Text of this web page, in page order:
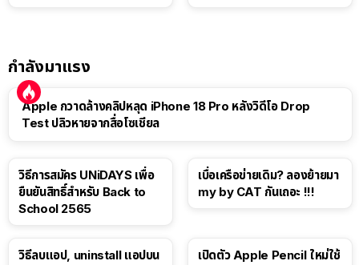
กำลังมาแรง
Apple กวาดล้างคลิปหลุด iPhone 18 Pro หลังวิดีโอ Drop
Test ปลิวหายจากสื่อโซเชียล
วิธีการสมัคร UNiDAYS เพื่อ
ยืนยันสิทธิ์สำหรับ Back to
School 2565
เบื่อเครือข่ายเดิม? ลองย้ายมา
my by CAT กันเถอะ !!!
วิธีลบแอป, uninstall แอปบน
เปิดตัว Apple Pencil ใหม่ใช้